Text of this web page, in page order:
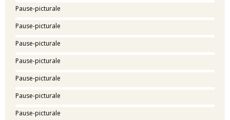
Pause-picturale
Pause-picturale
Pause-picturale
Pause-picturale
Pause-picturale
Pause-picturale
Pause-picturale